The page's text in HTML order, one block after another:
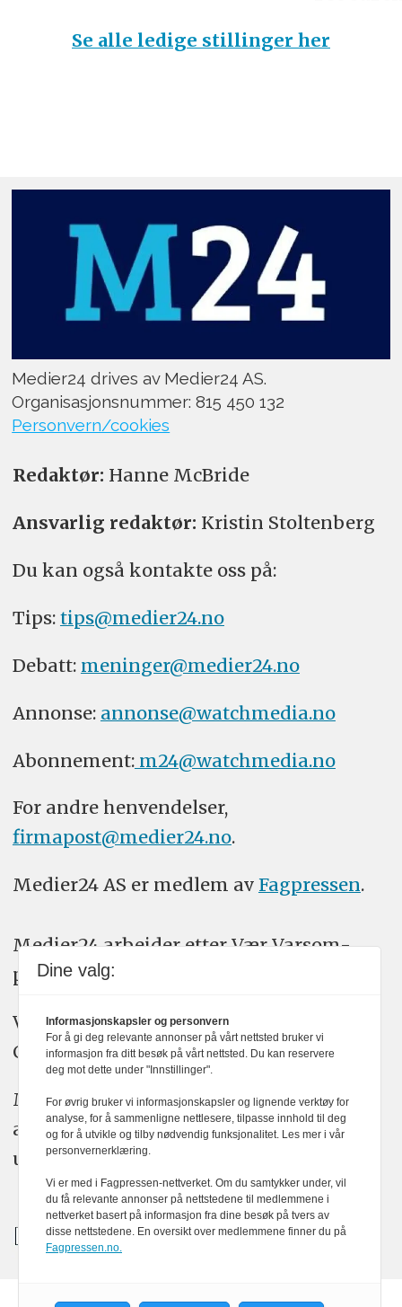
Se alle ledige stillinger her
Medier24 drives av Medier24 AS.
Organisasjonsnummer: 815 450 132
Personvern/cookies
Redaktør: Hanne McBride
Ansvarlig redaktør: Kristin Stoltenberg
Du kan også kontakte oss på:
Tips: tips@medier24.no
Debatt: meninger@medier24.no
Annonse: annonse@watchmedia.no
Abonnement:m24@watchmedia.no
For andre henvendelser,
firmapost@medier24.no.
Medier24 AS er medlem av Fagpressen.
Medier24 arbeider etter Vær Varsom-
plakatens regler for god presseskikk.
Vi bruker KI-verktøy som ChatGPT,
Claude, og Gemini i journalistikken vår.
Medier24s redaksjon har alltid det fulle
ansvar for publisert innhold, med eller
uten bruk av kunstig intelligens.
Dine valg:
Informasjonskapsler og personvern
For å gi deg relevante annonser på vårt nettsted bruker vi
informasjon fra ditt besøk på vårt nettsted. Du kan reservere
deg mot dette under "Innstillinger".
For øvrig bruker vi informasjonskapsler og lignende verktøy for
analyse, for å sammenligne nettlesere, tilpasse innhold til deg
og for å utvikle og tilby nødvendig funksjonalitet. Les mer i vår
personvernerklæring.
Vi er med i Fagpressen-nettverket. Om du samtykker under, vil
du få relevante annonser på nettstedene til medlemmene i
nettverket basert på informasjon fra dine besøk på tvers av
disse nettstedene. En oversikt over medlemmene finner du på
Fagpressen.no.